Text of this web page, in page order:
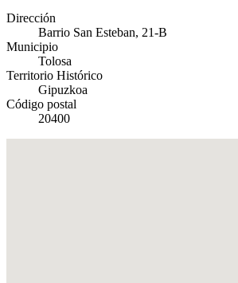
Dirección
Barrio San Esteban, 21-B
Municipio
Tolosa
Territorio Histórico
Gipuzkoa
Código postal
20400